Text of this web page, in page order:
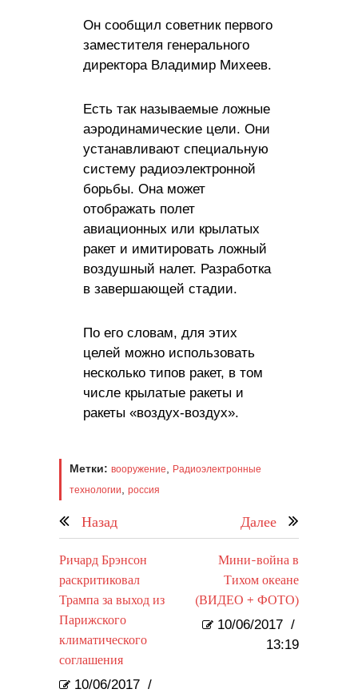
Он сообщил советник первого
заместителя генерального
директора Владимир Михеев.
Есть так называемые ложные
аэродинамические цели. Они
устанавливают специальную
систему радиоэлектронной
борьбы. Она может
отображать полет
авиационных или крылатых
ракет и имитировать ложный
воздушный налет. Разработка
в завершающей стадии.
По его словам, для этих
целей можно использовать
несколько типов ракет, в том
числе крылатые ракеты и
ракеты «воздух-воздух».
Метки: вооружение
Радиоэлектронные
технологии
россия
Назад Далее
Ричард Брэнсон
раскритиковал
Трампа за выход из
Парижского
климатического
соглашения
10/06/2017 /
Мини-война в
Тихом океане
(ВИДЕО + ФОТО)
10/06/2017 /
13:19